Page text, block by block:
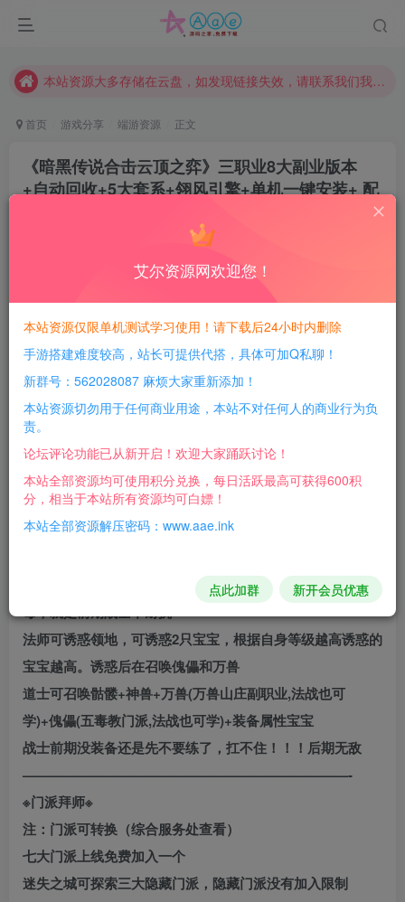
本网站的文章部分内容可能来源于网络，仅供大家学习与参考，如有侵权，请联系站长QQ466107887进行删除处理。
本站资源大多存储在云盘，如发现链接失效，请联系我们我们会第一时间更新。
请勿相信任何评论区广告！以免上当受骗！
本网站的文章部分内容可能来源于网络，仅供大家学习与参考，如有侵权，请联系站长QQ466107887进行删除处理。
首页 游戏分享 端游资源 正文
《暗黑传说合击云顶之弈》三职业8大副业版本
+自动回收+5大套系+翎风引擎+单机一键安装+ 配
每日活跃最高可获得600积分！所有资源可以使用
积分免费兑换！
游戏介绍：
注：人物英雄均可转职业（综合服务处查看）
前期建议：法道，道道，道战，职业没有太大影响，看个人
喜好选择
后期建议：战战，法战，道战，道道，后期根据装备搭配选
如果玩战士的话，门派建议选择五毒教，可召唤傀儡攻击带
毒，就是前期战士不耐抗
法师可诱惑领地，可诱惑2只宝宝，根据自身等级越高诱惑的
宝宝越高。诱惑后在召唤傀儡和万兽
道士可召唤骷髅+神兽+万兽(万兽山庄副职业,法战也可
学)+傀儡(五毒教门派,法战也可学)+装备属性宝宝
战士前期没装备还是先不要练了，扛不住！！！后期无敌
————————————————————————-
※门派拜师※
注：门派可转换（综合服务处查看）
七大门派上线免费加入一个
迷失之城可探索三大隐藏门派，隐藏门派没有加入限制
艾尔资源网欢迎您！
本站资源仅限单机测试学习使用！请下载后24小时内删除
手游搭建难度较高，站长可提供代搭，具体可加Q私聊！
新群号：562028087 麻烦大家重新添加！
本站资源切勿用于任何商业用途，本站不对任何人的商业行为负
责。
论坛评论功能已从新开启！欢迎大家踊跃讨论！
本站全部资源均可使用积分兑换，每日活跃最高可获得600积
分，相当于本站所有资源均可白嫖！
本站全部资源解压密码：www.aae.ink
点此加群 新开会员优惠